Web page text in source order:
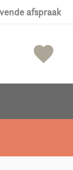
afspraak
favorite